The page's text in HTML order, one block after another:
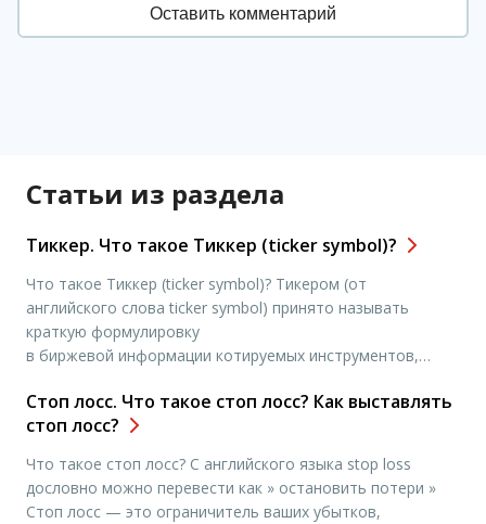
Статьи из раздела
Тиккер. Что такое Тиккер (tiсkеr sуmbоl)?
Что такое Тиккер (tiсkеr sуmbоl)? Тикером (от
английского слова tiсkеr sуmbоl) принято называть
краткую формулировку
в биржевой информации котируемых инструментов,
уникальный своего рода идентификатор в
информационной системе или рамках одной биржи. Он
приходилось печатать в сводках полное название
объектов торговли. Короткое наименование имеет, как
Стоп лосс. Что такое стоп лосс? Как выставлять
стоп лосс?
Что такое стоп лосс? С английского языка stop loss
дословно можно перевести как » остановить потери »
Стоп лосс — это ограничитель ваших убытков,